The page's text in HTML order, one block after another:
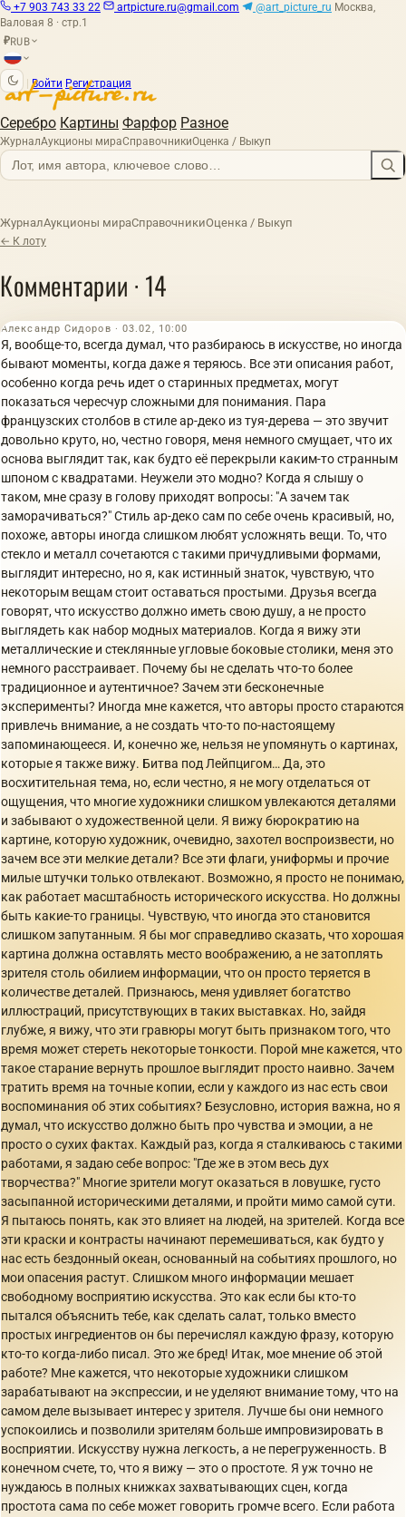
+7 903 743 33 22 artpicture.ru@gmail.com @art_picture_ru Москва,
Валовая 8 · стр.1
₽RUB
Войти Регистрация
Серебро Картины Фарфор Разное
ЖурналАукционы мираСправочникиОценка / Выкуп
ЖурналАукционы мираСправочникиОценка / Выкуп
← К лоту
Комментарии · 14
Александр Сидоров · 03.02, 10:00
Я, вообще-то, всегда думал, что разбираюсь в искусстве, но иногда
бывают моменты, когда даже я теряюсь. Все эти описания работ,
особенно когда речь идет о старинных предметах, могут
показаться чересчур сложными для понимания. Пара
французских столбов в стиле ар-деко из туя-дерева — это звучит
довольно круто, но, честно говоря, меня немного смущает, что их
основа выглядит так, как будто её перекрыли каким-то странным
шпоном с квадратами. Неужели это модно? Когда я слышу о
таком, мне сразу в голову приходят вопросы: "А зачем так
заморачиваться?" Стиль ар-деко сам по себе очень красивый, но,
похоже, авторы иногда слишком любят усложнять вещи. То, что
стекло и металл сочетаются с такими причудливыми формами,
выглядит интересно, но я, как истинный знаток, чувствую, что
некоторым вещам стоит оставаться простыми. Друзья всегда
говорят, что искусство должно иметь свою душу, а не просто
выглядеть как набор модных материалов. Когда я вижу эти
металлические и стеклянные угловые боковые столики, меня это
немного расстраивает. Почему бы не сделать что-то более
традиционное и аутентичное? Зачем эти бесконечные
эксперименты? Иногда мне кажется, что авторы просто стараются
привлечь внимание, а не создать что-то по-настоящему
запоминающееся. И, конечно же, нельзя не упомянуть о картинах,
которые я также вижу. Битва под Лейпцигом… Да, это
восхитительная тема, но, если честно, я не могу отделаться от
ощущения, что многие художники слишком увлекаются деталями
и забывают о художественной цели. Я вижу бюрократию на
картине, которую художник, очевидно, захотел воспроизвести, но
зачем все эти мелкие детали? Все эти флаги, униформы и прочие
милые штучки только отвлекают. Возможно, я просто не понимаю,
как работает масштабность исторического искусства. Но должны
быть какие-то границы. Чувствую, что иногда это становится
слишком запутанным. Я бы мог справедливо сказать, что хорошая
картина должна оставлять место воображению, а не затоплять
зрителя столь обилием информации, что он просто теряется в
количестве деталей. Признаюсь, меня удивляет богатство
иллюстраций, присутствующих в таких выставках. Но, зайдя
глубже, я вижу, что эти гравюры могут быть признаком того, что
время может стереть некоторые тонкости. Порой мне кажется, что
такое старание вернуть прошлое выглядит просто наивно. Зачем
тратить время на точные копии, если у каждого из нас есть свои
воспоминания об этих событиях? Безусловно, история важна, но я
думал, что искусство должно быть про чувства и эмоции, а не
просто о сухих фактах. Каждый раз, когда я сталкиваюсь с такими
работами, я задаю себе вопрос: "Где же в этом весь дух
творчества?" Многие зрители могут оказаться в ловушке, густо
засыпанной историческими деталями, и пройти мимо самой сути.
Я пытаюсь понять, как это влияет на людей, на зрителей. Когда все
эти краски и контрасты начинают перемешиваться, как будто у
нас есть бездонный океан, основанный на событиях прошлого, но
мои опасения растут. Слишком много информации мешает
свободному восприятию искусства. Это как если бы кто-то
пытался объяснить тебе, как сделать салат, только вместо
простых ингредиентов он бы перечислял каждую фразу, которую
кто-то когда-либо писал. Это же бред! Итак, мое мнение об этой
работе? Мне кажется, что некоторые художники слишком
зарабатывают на экспрессии, и не уделяют внимание тому, что на
самом деле вызывает интерес у зрителя. Лучше бы они немного
успокоились и позволили зрителям больше импровизировать в
восприятии. Искусству нужна легкость, а не перегруженность. В
конечном счете, то, что я вижу — это о простоте. Я уж точно не
нуждаюсь в полных книжках захватывающих сцен, когда
простота сама по себе может говорить громче всего. Если работа